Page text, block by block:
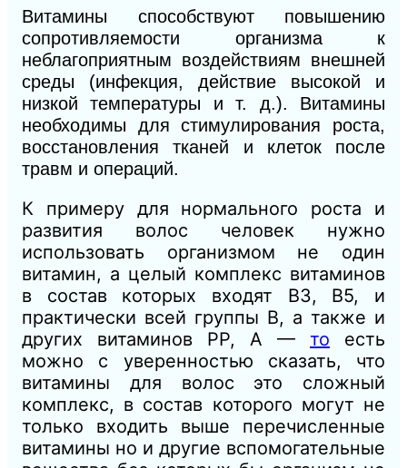
Витамины способствуют повышению
сопротивляемости организма к
неблагоприятным воздействиям внешней
среды (инфекция, действие высокой и
низкой температуры и т. д.). Витамины
необходимы для стимулирования роста,
восстановления тканей и клеток после
травм и операций.
К примеру для нормального роста и
развития волос человек нужно
использовать организмом не один
витамин, а целый комплекс витаминов
в состав которых входят В3, В5, и
практически всей группы В, а также и
других витаминов РР, А — то есть
можно с уверенностью сказать, что
витамины для волос это сложный
комплекс, в состав которого могут не
только входить выше перечисленные
витамины но и другие вспомогательные